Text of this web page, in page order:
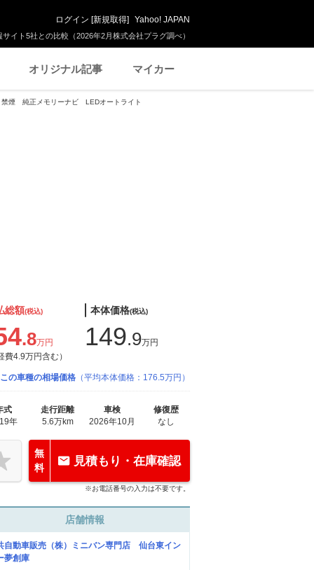
イト5社との比較（2026年2月株式会社プラグ調べ）
ログイン [新規取得] Yahoo! JAPAN
オリジナル記事 マイカー
禁煙 純正メモリーナビ LEDオートライト
総額(税込)
.8万円
費4.9万円含む）
本体価格(税込)
149.9万円
この車種の相場価格 （平均本体価格：176.5万円）
式
年
走行距離
5.6万km
車検
2026年10月
修復歴
なし
無
料
見積もり・在庫確認
※お電話番号の入力は不要です。
店舗情報
自動車販売（株）ミニバン専門店 仙台東イン
夢創庫